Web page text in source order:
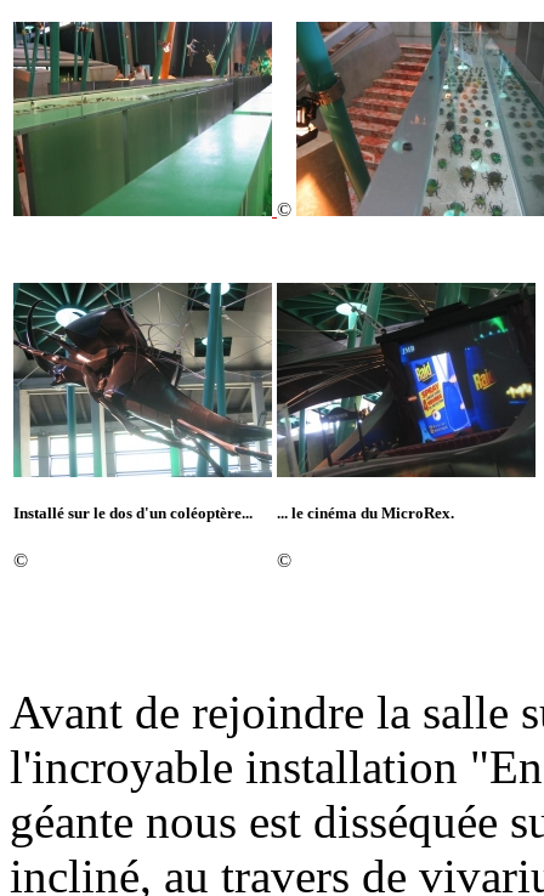
©
Installé sur le dos d'un coléoptère...
©
... le cinéma du MicroRex.
©
Avant de rejoindre la salle
l'incroyable installation
géante nous est disséquée
incliné, au travers de